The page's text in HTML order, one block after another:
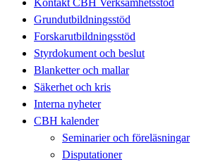
Grundutbildningsstöd
Forskarutbildningsstöd
Styrdokument och beslut
Blanketter och mallar
Säkerhet och kris
Interna nyheter
CBH kalender
Seminarier och föreläsningar
Disputationer